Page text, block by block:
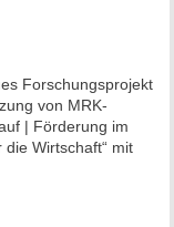
Forschungsprojekt
von MRK-
| Förderung im
die Wirtschaft“ mit